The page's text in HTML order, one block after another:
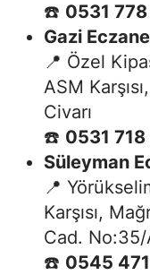
☎️ 0531
Gazi
📍 Özel
ASM
Civarı
☎️ 0531
Süleyman
📍
Karşısı,
Cad. No:35/
☎️ 0545